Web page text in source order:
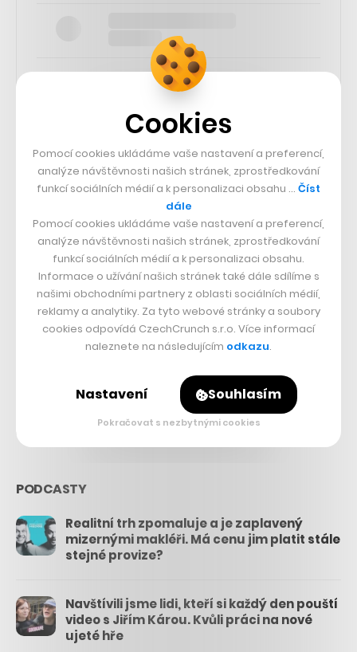
73k
25k
65k
56.4k
PODCASTY
Realitní trh zpomaluje a je zaplavený
mizernými makléři. Má cenu jim platit stále
stejné provize?
Navštívili jsme lidi, kteří si každý den pouští
video s Jiřím Károu. Kvůli práci na nové
ujeté hře
Cookies
Pomocí cookies ukládáme vaše nastavení a preferencí,
analýze návštěvnosti našich stránek, zprostředkování
funkcí sociálních médií a k personalizaci obsahu … Číst
dále
Pomocí cookies ukládáme vaše nastavení a preferencí,
analýze návštěvnosti našich stránek, zprostředkování
funkcí sociálních médií a k personalizaci obsahu.
Informace o užívání našich stránek také dále sdílíme s
našimi obchodními partnery z oblasti sociálních médií,
reklamy a analytiky. Za tyto webové stránky a soubory
cookies odpovídá CzechCrunch s.r.o. Více informací
naleznete na následujícím odkazu.
Nastavení Souhlasím
Pokračovat s nezbytnými cookies